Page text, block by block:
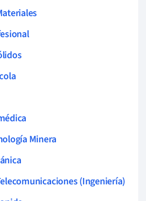
Minera
(Ingeniería)